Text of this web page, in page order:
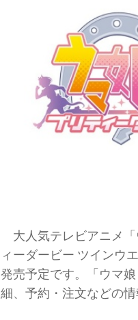
大人気テレビアニメ「
ィーダービー ツインウ
発売予定です。「ウマ
細、予約・注文などの情